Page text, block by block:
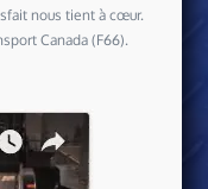
nous tient à cœur.
Canada (F66).